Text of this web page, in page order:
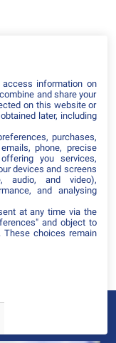
accueillent tous
du marketing, de
:
et nos
au MBA
immersifs,
de travail
leurs parcours et
innovant et
information on
and share your
on this website or
later, including
purchases,
phone, precise
you services,
devices and screens
audio, and video),
and analysing
at any time via the
and object to
choices remain